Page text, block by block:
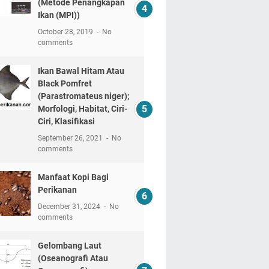
(Metode Penangkapan
Ikan (MPI))
October 28, 2019
No
comments
Ikan Bawal Hitam Atau
Black Pomfret
(Parastromateus niger);
Morfologi, Habitat, Ciri-
Ciri, Klasifikasi
September 26, 2021
No
comments
Manfaat Kopi Bagi
Perikanan
December 31, 2024
No
comments
Gelombang Laut
(Oseanografi Atau